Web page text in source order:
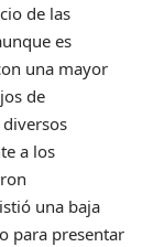
de las
es
una mayor
de
a los
una baja
para presentar